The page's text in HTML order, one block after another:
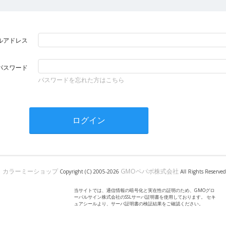
アドレス
スワード
パスワードを忘れた方はこちら
カラーミーショップ Copyright (C) 2005-2026 GMOペパボ株式会社 All Rights Reserved.
当サイトでは、通信情報の暗号化と実在性の証明のため、GMOグロ
ーバルサイン株式会社のSSLサーバ証明書を使用しております。 セキ
ュアシールより、サーバ証明書の検証結果をご確認ください。